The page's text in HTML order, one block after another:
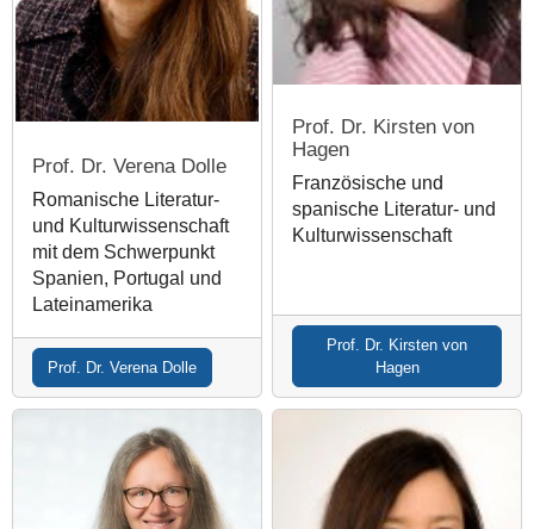
Prof. Dr. Verena Dolle
Romanische Literatur-
und Kulturwissenschaft
mit dem Schwerpunkt
Spanien, Portugal und
Lateinamerika
Prof. Dr. Verena Dolle
Prof. Dr. Kirsten von
Hagen
Französische und
spanische Literatur- und
Kulturwissenschaft
Prof. Dr. Kirsten von
Hagen